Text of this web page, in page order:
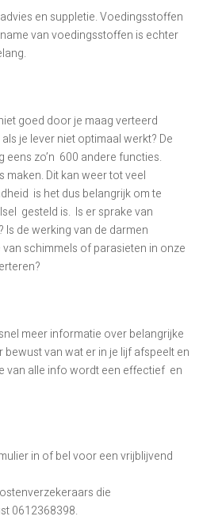
en suppletie. Voedingsstoffen
van voedingsstoffen is echter
goed door je maag verteerd
je lever niet optimaal werkt? De
zo’n 600 andere functies.
Dit kan weer tot veel
is het dus belangrijk om te
gesteld is. Is er sprake van
Is de werking van de darmen
schimmels of parasieten in onze
meer informatie over belangrijke
van wat er in je lijf afspeelt en
van alle info wordt een effectief en
in of bel voor een vrijblijvend
die
0612368398.